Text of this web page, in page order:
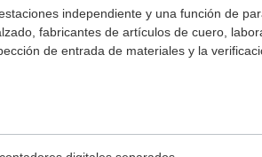
independiente y una función de
fabricantes de artículos de cuero,
de entrada de materiales y la